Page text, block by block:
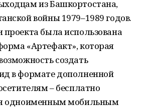
из Башкортостана,
войны 1979–1989 годов.
была использована
«Артефакт», которая
создать
в формате дополненной
– бесплатно
одноименным мобильным